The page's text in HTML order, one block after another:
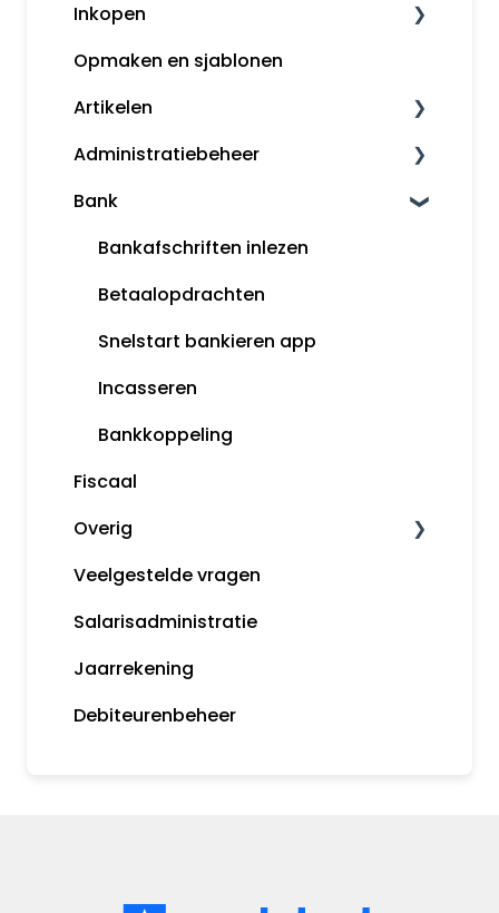
Aangifte
Voorbeeldboekingen
Grootboekrekeningen
Boekjaar afsluiten
Margeregeling
Overzichten
Rapportages
Klanten
Kassa
Factureren
Inkopen
Leveranciers
InControle (inkopen en backorder)
Inkopen
Opmaken en sjablonen
Artikelen
Artikelomzetgroepen
Artikelbeheer
Administratiebeheer
Administratiebeheer
Gebruikers en rechten
Mijn Snelstart
Bank
Bankafschriften inlezen
Betaalopdrachten
Snelstart bankieren app
Incasseren
Bankkoppeling
Fiscaal
Overig
Algemene informatie
Tips
MijnSnelStart
Koppelingen
Veelgestelde vragen
Salarisadministratie
Jaarrekening
Debiteurenbeheer